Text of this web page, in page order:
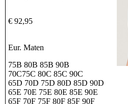
€ 92,95
Eur. Maten
75B 80B 85B 90B
70C75C 80C 85C 90C
65D 70D 75D 80D 85D 90D
65E 70E 75E 80E 85E 90E
65F 70F 75F 80F 85F 90F